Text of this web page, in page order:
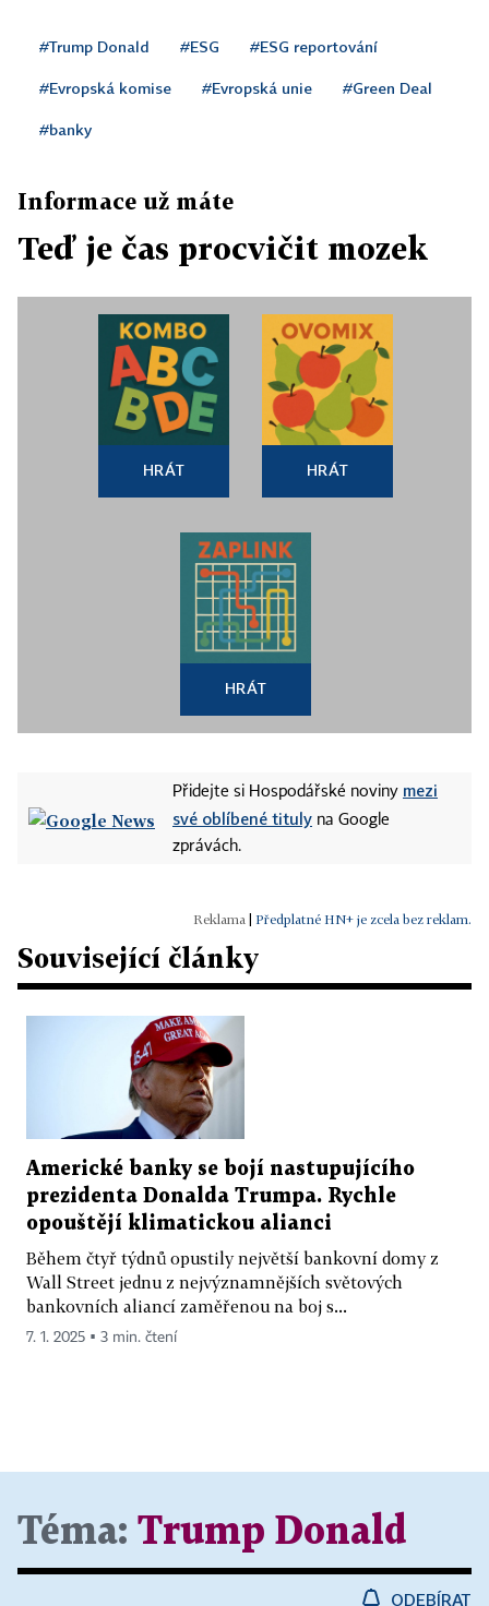
#Trump Donald #ESG #ESG reportování
#Evropská komise #Evropská unie #Green Deal
#banky
Informace už máte
Teď je čas procvičit mozek
HRÁT HRÁT
HRÁT
Přidejte si Hospodářské noviny mezi
své oblíbené tituly na Google
zprávách.
Předplatné HN+ je zcela bez reklam.
Související články
Americké banky se bojí nastupujícího
prezidenta Donalda Trumpa. Rychle
opouštějí klimatickou alianci
Během čtyř týdnů opustily největší bankovní domy z
Wall Street jednu z nejvýznamnějších světových
bankovních aliancí zaměřenou na boj s...
7. 1. 2025 ▪ 3 min. čtení
Téma: Trump Donald
ODEBÍRAT